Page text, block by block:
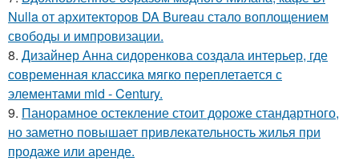
Nulla от архитекторов DA Bureau стало воплощением
свободы и импровизации.
8. Дизайнер Анна сидоренкова создала интерьер, где
современная классика мягко переплетается с
элементами mid - Century.
9. Панорамное остекление стоит дороже стандартного,
но заметно повышает привлекательность жилья при
продаже или аренде.